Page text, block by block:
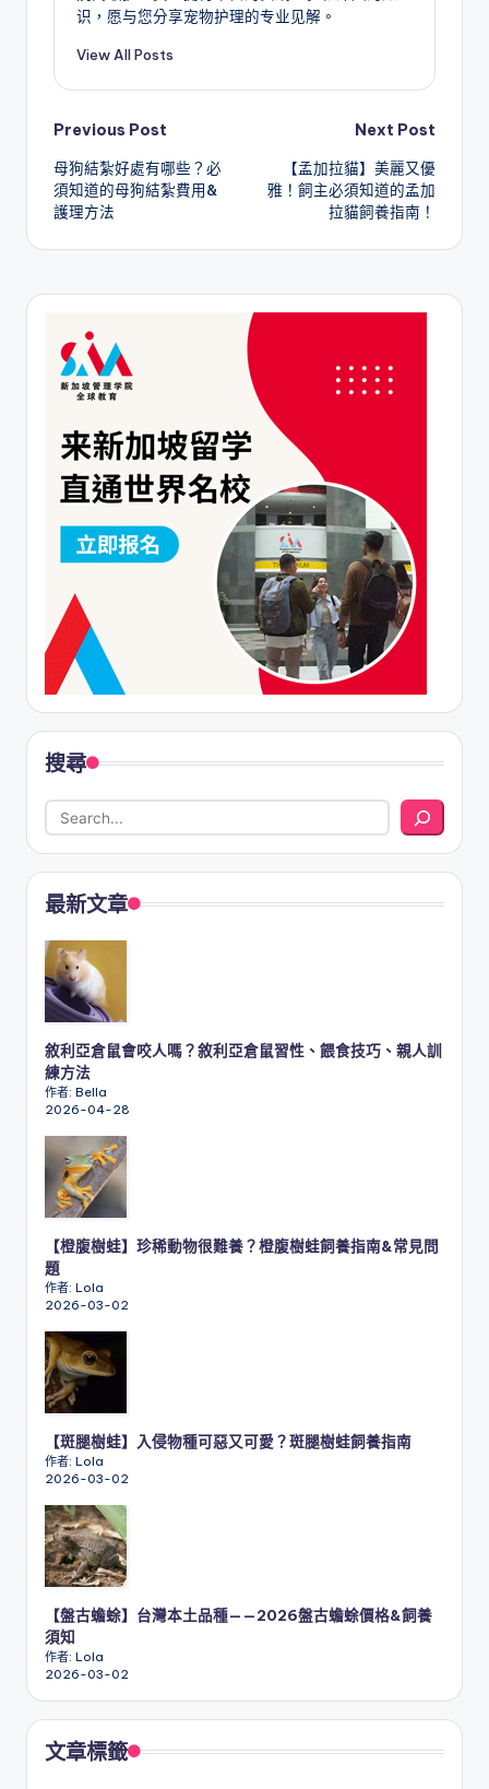
识，愿与您分享宠物护理的专业见解。
View All Posts
Post
navigation
Previous Post
母狗結紮好處有哪些？必
須知道的母狗結紮費用&
護理方法
Next Post
【孟加拉貓】美麗又優
雅！飼主必須知道的孟加
拉貓飼養指南！
搜尋
最新文章
敘利亞倉鼠會咬人嗎？敘利亞倉鼠習性、餵食技巧、親人訓
練方法
作者: Bella
2026-04-28
【橙腹樹蛙】珍稀動物很難養？橙腹樹蛙飼養指南&常見問
題
作者: Lola
2026-03-02
【斑腿樹蛙】入侵物種可惡又可愛？斑腿樹蛙飼養指南
作者: Lola
2026-03-02
【盤古蟾蜍】台灣本土品種——2026盤古蟾蜍價格&飼養
須知
作者: Lola
2026-03-02
文章標籤